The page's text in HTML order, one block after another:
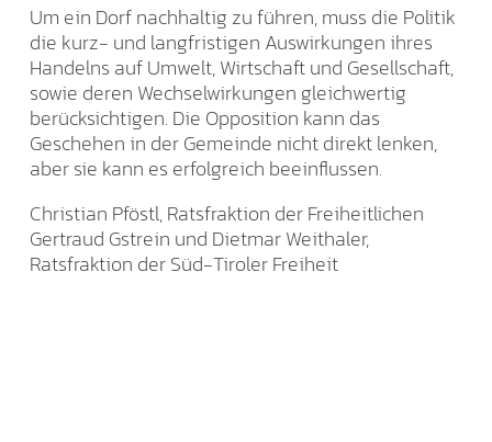
Um ein Dorf nachhaltig zu führen, muss die Politik
die kurz- und langfristigen Auswirkungen ihres
Handelns auf Umwelt, Wirtschaft und Gesellschaft,
sowie deren Wechselwirkungen gleichwertig
berücksichtigen. Die Opposition kann das
Geschehen in der Gemeinde nicht direkt lenken,
aber sie kann es erfolgreich beeinflussen.
Christian Pföstl, Ratsfraktion der Freiheitlichen
Gertraud Gstrein und Dietmar Weithaler,
Ratsfraktion der Süd-Tiroler Freiheit